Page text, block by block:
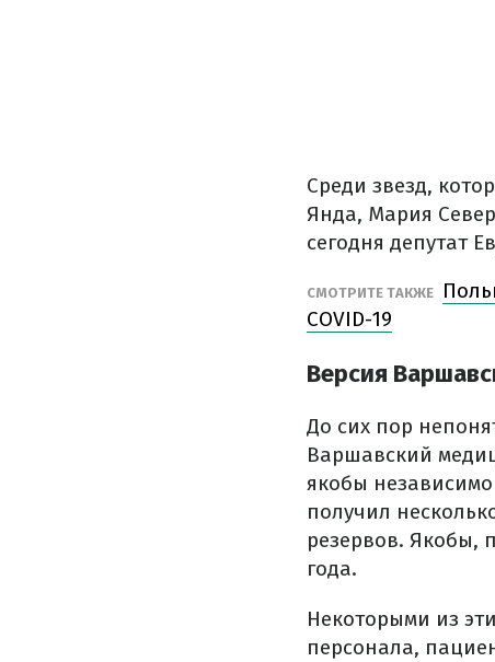
Среди звезд,
Янда, Мария
сегодня депутат
СМОТРИТЕ ТАКЖЕ
COVID-19
Версия
До сих пор
Варшавский
якобы
получил
резервов. Якобы,
года.
Некоторыми из
персонала,